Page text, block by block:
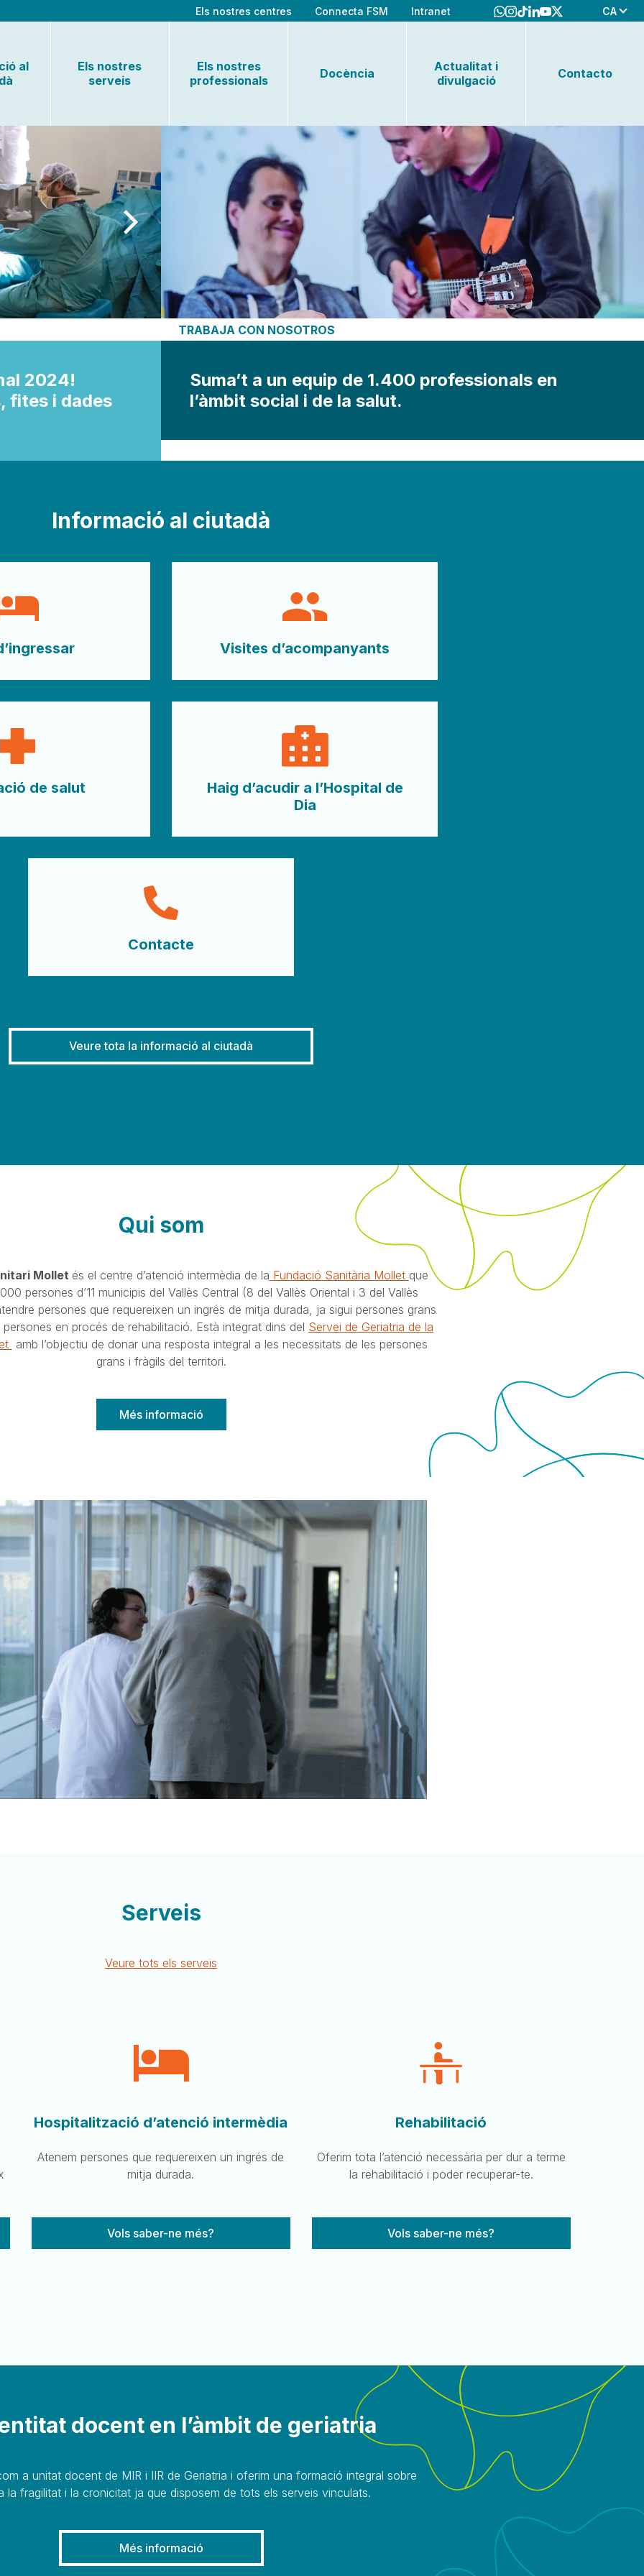
Els nostres centres Connecta FSM Intranet CA
al
Els nostres
serveis
Els nostres
professionals
Docència
Actualitat i
divulgació
Contacto
2024!
fites i dades
TRABAJA CON NOSOTROS
Suma’t a un equip de 1.400 professionals en
l’àmbit social i de la salut.
Informació al ciutadà
Visites d’acompanyants
de salut
Haig d’acudir a l’Hospital de
Dia
Contacte
Veure tota la informació al ciutadà
Qui som
Mollet és el centre d’atenció intermèdia de la Fundació Sanitària Mollet que
persones d’11 municipis del Vallès Central (8 del Vallès Oriental i 3 del Vallès
persones que requereixen un ingrés de mitja durada, ja sigui persones grans
en procés de rehabilitació. Està integrat dins del Servei de Geriatria de la
amb l’objectiu de donar una resposta integral a les necessitats de les persones
grans i fràgils del territori.
Més informació
Serveis
Veure tots els serveis
Hospitalització d’atenció intermèdia
Atenem persones que requereixen un ingrés de
mitja durada.
Vols saber-ne més?
Rehabilitació
Oferim tota l’atenció necessària per dur a terme
la rehabilitació i poder recuperar-te.
Vols saber-ne més?
docent en l’àmbit de geriatria
a unitat docent de MIR i IIR de Geriatria i oferim una formació integral sobre
la fragilitat i la cronicitat ja que disposem de tots els serveis vinculats.
Més informació